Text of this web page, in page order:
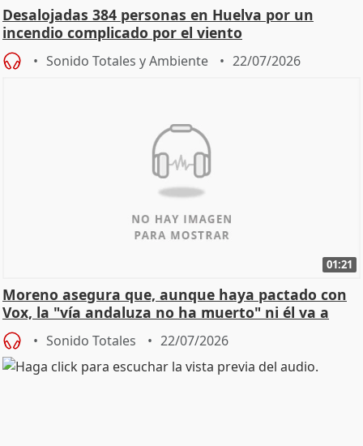
Desalojadas 384 personas en Huelva por un
incendio complicado por el viento
Sonido Totales y Ambiente 22/07/2026
01:21
Moreno asegura que, aunque haya pactado con
Vox, la "vía andaluza no ha muerto" ni él va a
"cambiar"
Sonido Totales 22/07/2026